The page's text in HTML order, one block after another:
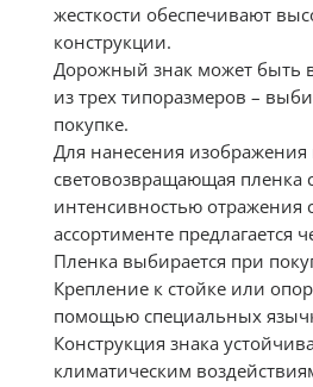
жесткости обеспечивают
конструкции.
Дорожный знак может быть
из трех типоразмеров –
покупке.
Для нанесения изображения
световозвращающая пленка
интенсивностью отражения
ассортименте предлагается
Пленка выбирается при
Крепление к стойке или
помощью специальных
Конструкция знака
климатическим